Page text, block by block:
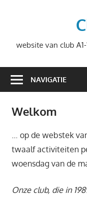
inhoudwebsite van club
NAVIGATIE
Welkom
… op de webstek
twaalf activiteiten
woensdag van de
Onze club, die in